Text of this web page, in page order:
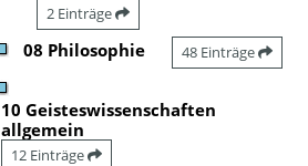
2 Einträge
08 Philosophie 48 Einträge
10 Geisteswissenschaften
allgemein
12 Einträge